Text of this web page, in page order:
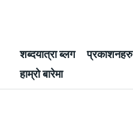
शब्दयात्रा ब्लग प्रकाशनहरु
हाम्रो बारेमा